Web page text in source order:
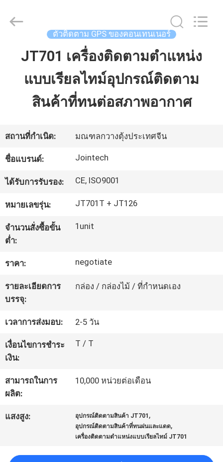
บ้าน
สินค้า
แสดง
VR
เกี่ยว
กับ
เรา
ทัวร์
โรงงาน
ควบคุม
คุณภาพ
ติดต่อ
เรา
ขอ
Technology
ตัวติดตาม GPS ของคอนเทนเนอร์
JT701 เครื่องติดตามตำแหน่ง
แบบเรียลไทม์อุปกรณ์ติดตาม
สินค้าที่ทนต่อสภาพอากาศ
สถานที่กำเนิด: มณฑลกวางตุ้งประเทศจีน
ชื่อแบรนด์: Jointech
ได้รับการรับรอง: CE, ISO9001
หมายเลขรุ่น: JT701T + JT126
จำนวนสั่งซื้อขั้น
ต่ำ:
1unit
ราคา: negotiate
รายละเอียดการ
บรรจุ:
กล่อง / กล่องไม้ / ที่กำหนดเอง
เวลาการส่งมอบ: 2-5 วัน
เงื่อนไขการชำระ
เงิน:
T / T
สามารถในการ
ผลิต:
10,000 หน่วยต่อเดือน
แสงสูง: อุปกรณ์ติดตามสินค้า JT701 ,
อุปกรณ์ติดตามสินค้าที่ทนฝนและแดด,
เครื่องติดตามตำแหน่งแบบเรียลไทม์ JT701